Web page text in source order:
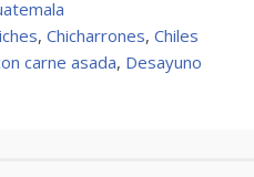
,Chicharrones,Chiles
carne asada, Desayuno